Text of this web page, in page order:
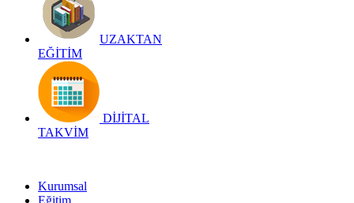
UZAKTAN
EĞİTİM
DİJİTAL
TAKVİM
Kurumsal